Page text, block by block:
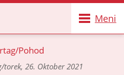
Meni
Pohod
torek, 26. Oktober 2021